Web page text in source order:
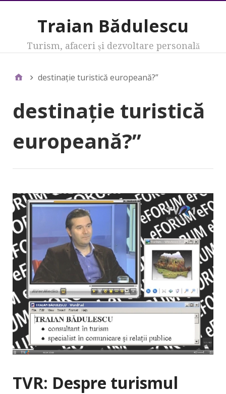
Traian Bădulescu
Turism, afaceri şi dezvoltare personală
destinaţie turistică europeană?”
destinaţie turistică
europeană?”
TVR: Despre turismul